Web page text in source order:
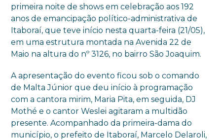
primeira noite de shows em celebração aos 192
anos de emancipação político-administrativa de
Itaboraí, que teve início nesta quarta-feira (21/05),
em uma estrutura montada na Avenida 22 de
Maio na altura do nº 3126, no bairro São Joaquim.
A apresentação do evento ficou sob o comando
de Malta Júnior que deu início à programação
com a cantora mirim, Maria Pita, em seguida, DJ
Mothé e o cantor Weslei agitaram a multidão
presente. Acompanhado da primeira-dama do
município, o prefeito de Itaboraí, Marcelo Delaroli,